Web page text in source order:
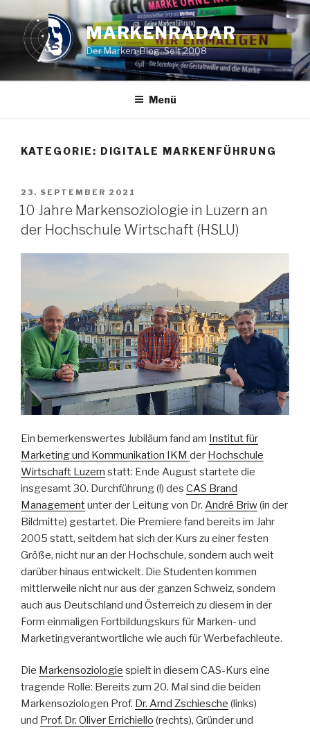
Inhalt
springen
MARKENRADAR
Der Marken-Blog. Seit 2008
Menü
KATEGORIE: DIGITALE MARKENFÜHRUNG
VERÖFFENTLICHT
AM
23. SEPTEMBER 2021
10 Jahre Markensoziologie in Luzern an
der Hochschule Wirtschaft (HSLU)
Ein bemerkenswertes Jubiläum fand am Institut für
Marketing und Kommunikation IKM der Hochschule
Wirtschaft Luzern statt: Ende August startete die
insgesamt 30. Durchführung (!) des CAS Brand
Managementunter der Leitung von Dr. André Briw(in der
Bildmitte) gestartet. Die Premiere fand bereits im Jahr
2005 statt, seitdem hat sich der Kurs zu einer festen
Größe, nicht nur an der Hochschule, sondern auch weit
darüber hinaus entwickelt. Die Studenten kommen
mittlerweile nicht nur aus der ganzen Schweiz, sondern
auch aus Deutschland und Österreich zu diesem in der
Form einmaligen Fortbildungskurs für Marken- und
Marketingverantwortliche wie auch für Werbefachleute.
Die Markensoziologie spielt in diesem CAS-Kurs eine
tragende Rolle: Bereits zum 20. Mal sind die beiden
Markensoziologen Prof. Dr. Arnd Zschiesche (links)
und Prof. Dr. Oliver Errichiello (rechts), Gründer und